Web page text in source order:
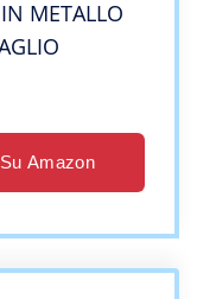
METALLO
Amazon